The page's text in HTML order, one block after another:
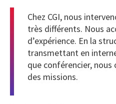
Chez CGI, nous
très différents. Nous
d’expérience. En la
transmettant en
que conférencier, nous
des missions.